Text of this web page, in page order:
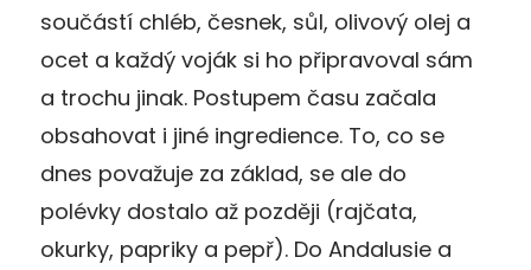
součástí chléb, česnek, sůl, olivový olej a
ocet a každý voják si ho připravoval sám
a trochu jinak. Postupem času začala
obsahovat i jiné ingredience. To, co se
dnes považuje za základ, se ale do
polévky dostalo až později (rajčata,
okurky, papriky a pepř). Do Andalusie a